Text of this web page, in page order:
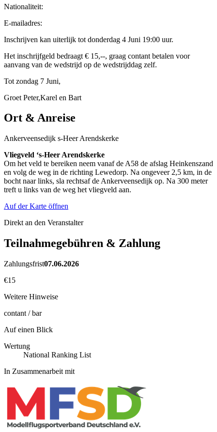
Nationaliteit:
E-mailadres:
Inschrijven kan uiterlijk tot donderdag 4 Juni 19:00 uur.
Het inschrijfgeld bedraagt € 15,--, graag contant betalen voor
aanvang van de wedstrijd op de wedstrijddag zelf.
Tot zondag 7 Juni,
Groet Peter,Karel en Bart
Ort & Anreise
Ankerveensedijk s-Heer Arendskerke
Vliegveld ‘s-Heer Arendskerke
Om het veld te bereiken neem vanaf de A58 de afslag Heinkenszand
en volg de weg in de richting Lewedorp. Na ongeveer 2,5 km, in de
bocht naar links, sla rechtsaf de Ankerveensedijk op. Na 300 meter
treft u links van de weg het vliegveld aan.
Auf der Karte öffnen
Direkt an den Veranstalter
Teilnahmegebühren & Zahlung
Zahlungsfrist07.06.2026
€15
Weitere Hinweise
contant / bar
Auf einen Blick
Wertung
National Ranking List
In Zusammenarbeit mit